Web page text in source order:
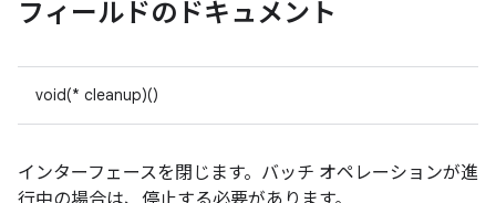
フィールドのドキュメント
void(* cleanup)()
インターフェースを閉じます。バッチ オペレーションが進